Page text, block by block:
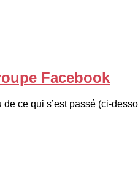
Facebook
ce qui s’est passé (ci-